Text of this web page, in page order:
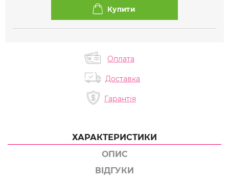
Оплата
Доставка
Гарантія
ХАРАКТЕРИСТИКИ
ОПИС
ВІДГУКИ